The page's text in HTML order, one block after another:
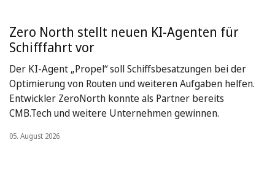
Zero North stellt neuen KI-Agenten für
Schifffahrt vor
Der KI-Agent „Propel“ soll Schiffsbesatzungen bei der
Optimierung von Routen und weiteren Aufgaben helfen.
Entwickler ZeroNorth konnte als Partner bereits
CMB.Tech und weitere Unternehmen gewinnen.
05. August 2026